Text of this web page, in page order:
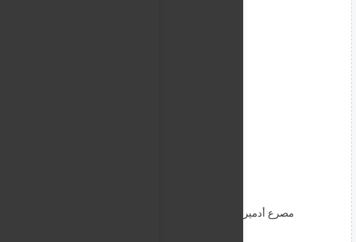
مصرع أدميرال كبير في بحرية الحرس الثوري